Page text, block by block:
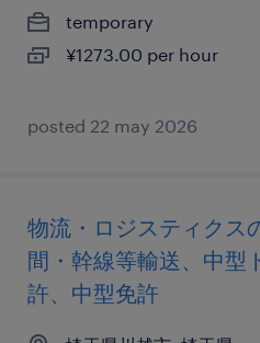
temporary
¥1273.00 per hour
posted 22 may 2026
物流・ロジスティクス
間・幹線等輸送、中型
許、中型免許